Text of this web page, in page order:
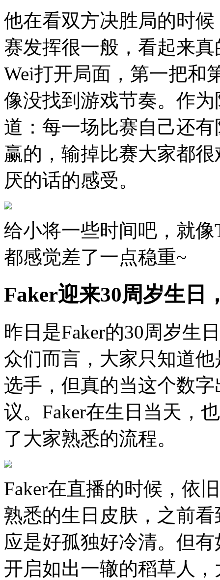
他在看双方决胜局的时
赛发挥很一般，看起来
Wei打开局面，第一把和
像没找到游戏节奏。作
道：每一场比赛自己还
赢的，输掉比赛大家都
厌的话的感受。
给小将一些时间吧，就
都感觉差了一点稳重~
Faker迎来30周岁生日
昨日是Faker的30周岁生
众们而言，大家只知道
选手，但真的当这个数
议。Faker在生日当天，
了大家熟悉的流程。
Faker在直播的时候，依
熟悉的生日皮肤，之前
应是好孤独好冷清。但
开启如出一辙的稻草人